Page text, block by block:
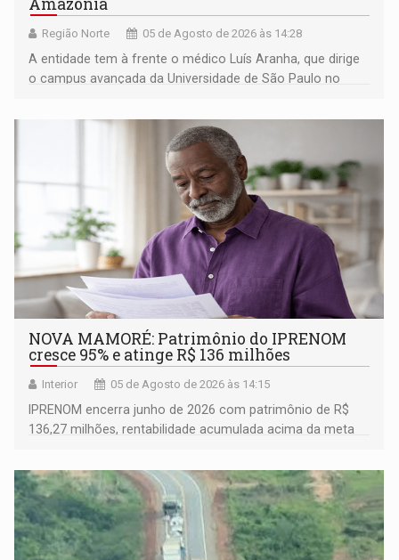
Região Norte 05 de Agosto de 2026 às 14:28
A entidade tem à frente o médico Luís Aranha, que dirige
o campus avançada da Universidade de São Paulo no
NOVA MAMORÉ: Patrimônio do IPRENOM
cresce 95% e atinge R$ 136 milhões
Interior 05 de Agosto de 2026 às 14:15
IPRENOM encerra junho de 2026 com patrimônio de R$
136,27 milhões, rentabilidade acumulada acima da meta